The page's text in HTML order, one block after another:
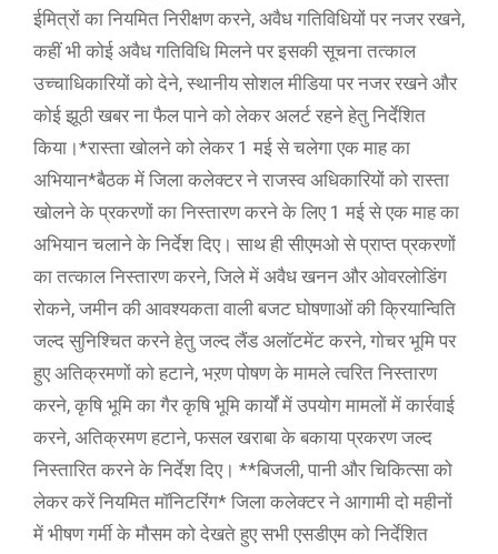
ईमित्रों का नियमित निरीक्षण करने, अवैध गतिविधियों पर नजर रखने,
कहीं भी कोई अवैध गतिविधि मिलने पर इसकी सूचना तत्काल
उच्चाधिकारियों को देने, स्थानीय सोशल मीडिया पर नजर रखने और
कोई झूठी खबर ना फैल पाने को लेकर अलर्ट रहने हेतु निर्देशित
किया।*रास्ता खोलने को लेकर 1 मई से चलेगा एक माह का
अभियान*बैठक में जिला कलेक्टर ने राजस्व अधिकारियों को रास्ता
खोलने के प्रकरणों का निस्तारण करने के लिए 1 मई से एक माह का
अभियान चलाने के निर्देश दिए। साथ ही सीएमओ से प्राप्त प्रकरणों
का तत्काल निस्तारण करने, जिले में अवैध खनन और ओवरलोडिंग
रोकने, जमीन की आवश्यकता वाली बजट घोषणाओं की क्रियान्विति
जल्द सुनिश्चित करने हेतु जल्द लैंड अलॉटमेंट करने, गोचर भूमि पर
हुए अतिक्रमणों को हटाने, भऱण पोषण के मामले त्वरित निस्तारण
करने, कृषि भूमि का गैर कृषि भूमि कार्यों में उपयोग मामलों में कार्रवाई
करने, अतिक्रमण हटाने, फसल खराबा के बकाया प्रकरण जल्द
निस्तारित करने के निर्देश दिए। **बिजली, पानी और चिकित्सा को
लेकर करें नियमित मॉनिटरिंग* जिला कलेक्टर ने आगामी दो महीनों
में भीषण गर्मी के मौसम को देखते हुए सभी एसडीएम को निर्देशित